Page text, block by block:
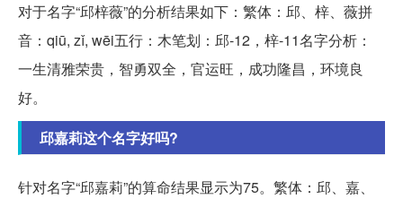
对于名字“邱梓薇”的分析结果如下：繁体：邱、梓、薇拼
音：qiū, zǐ, wēi五行：木笔划：邱-12，梓-11名字分析：
一生清雅荣贵，智勇双全，官运旺，成功隆昌，环境良
好。
邱嘉莉这个名字好吗?
针对名字“邱嘉莉”的算命结果显示为75。繁体：邱、嘉、